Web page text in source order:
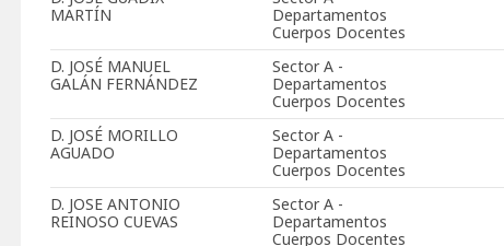
MARTÍN
Departamentos
Cuerpos Docentes
D. JOSÉ MANUEL
GALÁN FERNÁNDEZ
Sector A -
Departamentos
Cuerpos Docentes
D. JOSÉ MORILLO
AGUADO
Sector A -
Departamentos
Cuerpos Docentes
D. JOSE ANTONIO
REINOSO CUEVAS
Sector A -
Departamentos
Cuerpos Docentes